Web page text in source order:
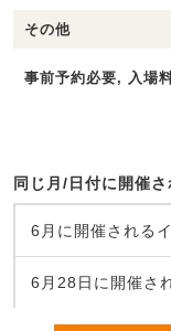
その他
事前予約必要, 入場
同じ月/日付に開催
6月に開催される
6月28日に開催さ